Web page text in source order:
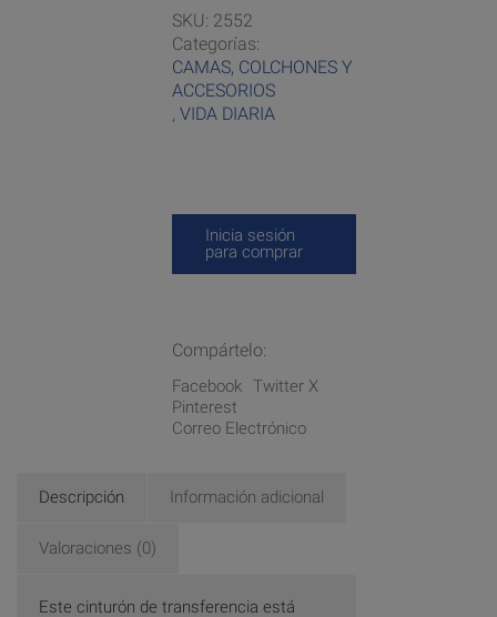
SKU: 2552
Categorías:
CAMAS, COLCHONES Y
ACCESORIOS
, VIDA DIARIA
Inicia sesión
para comprar
Compártelo:
Facebook Twitter X
Pinterest
Correo Electrónico
Descripción Información adicional
Valoraciones (0)
Este cinturón de transferencia está